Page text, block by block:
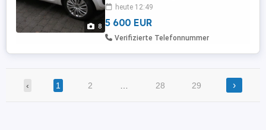
8
heute 12:49
5 600 EUR
Verifizierte Telefonnummer
‹ 1 2 28 29 ›